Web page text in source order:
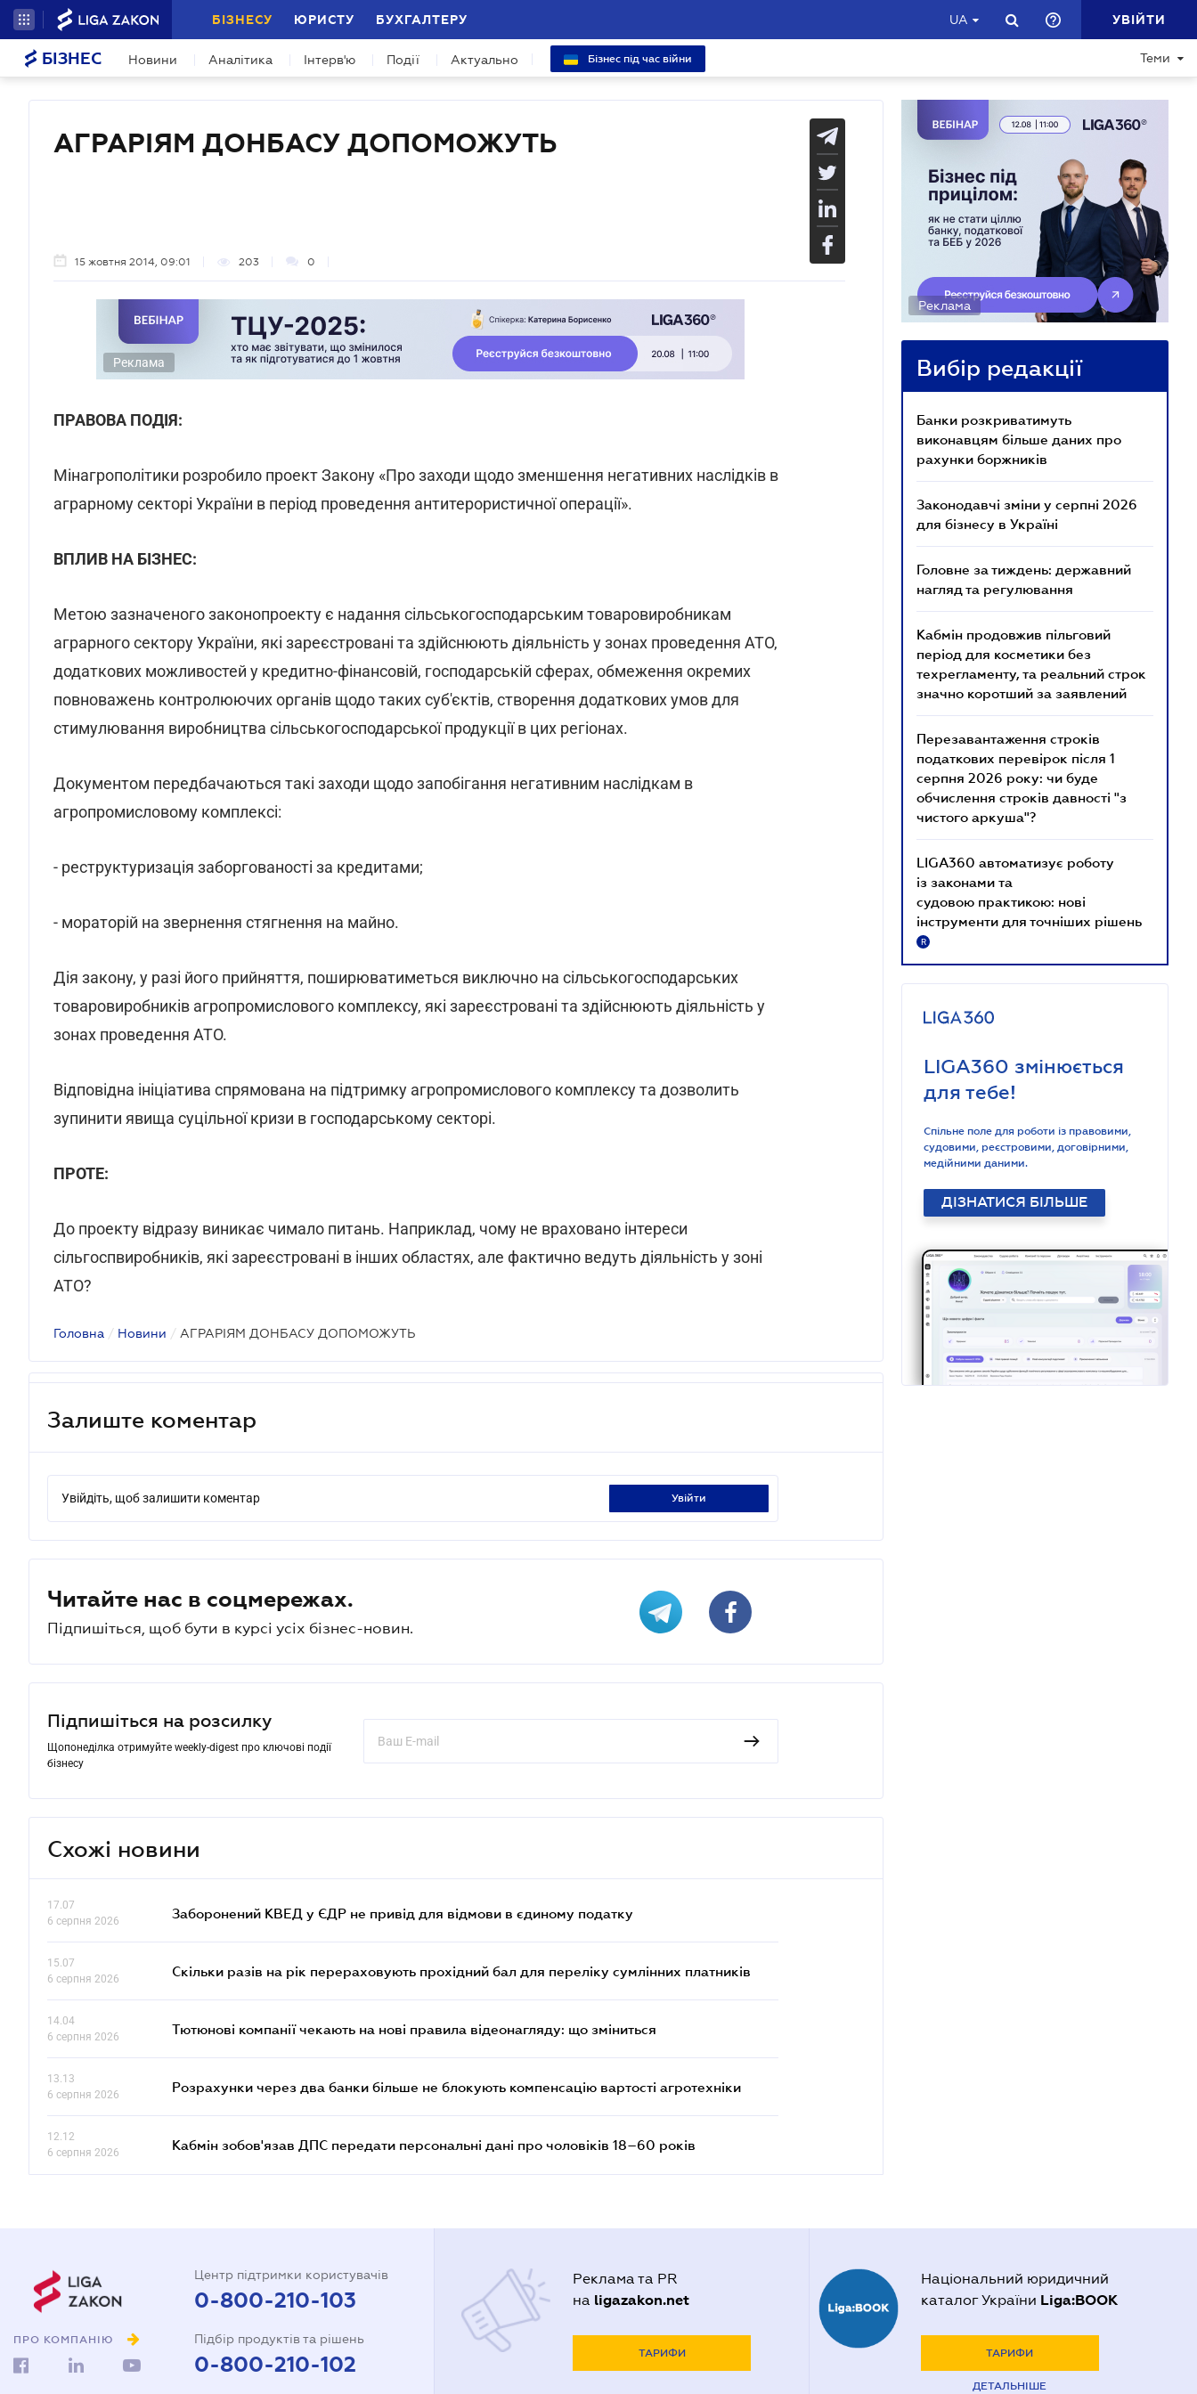
БІЗНЕСУ ЮРИСТУ БУХГАЛТЕРУ UA УВІЙТИ
БІЗНЕС Новини Аналітика Інтерв'ю Події Актуально Бізнес під час війни Теми
АГРАРІЯМ ДОНБАСУ ДОПОМОЖУТЬ
15 жовтня 2014, 09:01 203 0
Реклама
ПРАВОВА ПОДІЯ:
Мінагрополітики розробило проект Закону «Про заходи щодо зменшення негативних наслідків в
аграрному секторі України в період проведення антитерористичної операції».
ВПЛИВ НА БІЗНЕС:
Метою зазначеного законопроекту є надання сільськогосподарським товаровиробникам
аграрного сектору України, які зареєстровані та здійснюють діяльність у зонах проведення АТО,
додаткових можливостей у кредитно-фінансовій, господарській сферах, обмеження окремих
повноважень контролюючих органів щодо таких суб'єктів, створення додаткових умов для
стимулювання виробництва сільськогосподарської продукції в цих регіонах.
Документом передбачаються такі заходи щодо запобігання негативним наслідкам в
агропромисловому комплексі:
- реструктуризація заборгованості за кредитами;
- мораторій на звернення стягнення на майно.
Дія закону, у разі його прийняття, поширюватиметься виключно на сільськогосподарських
товаровиробників агропромислового комплексу, які зареєстровані та здійснюють діяльність у
зонах проведення АТО.
Відповідна ініціатива спрямована на підтримку агропромислового комплексу та дозволить
зупинити явища суцільної кризи в господарському секторі.
ПРОТЕ:
До проекту відразу виникає чимало питань. Наприклад, чому не враховано інтереси
сільгоспвиробників, які зареєстровані в інших областях, але фактично ведуть діяльність у зоні
АТО?
Головна / Новини / АГРАРІЯМ ДОНБАСУ ДОПОМОЖУТЬ
Залиште коментар
Увійдіть, щоб залишити коментар увійти
Читайте нас в соцмережах.
Підпишіться, щоб бути в курсі усіх бізнес-новин.
Підпишіться на розсилку
Щопонеділка отримуйте weekly-digest про ключові події
бізнесу
Схожі новини
17.07
6 серпня 2026
Заборонений КВЕД у ЄДР не привід для відмови в єдиному податку
15.07
6 серпня 2026
Скільки разів на рік перераховують прохідний бал для переліку сумлінних платників
14.04
6 серпня 2026
Тютюнові компанії чекають на нові правила відеонагляду: що зміниться
13.13
6 серпня 2026
Розрахунки через два банки більше не блокують компенсацію вартості агротехніки
12.12
6 серпня 2026
Кабмін зобов'язав ДПС передати персональні дані про чоловіків 18–60 років
Реклама
Вибір редакції
Банки розкриватимуть
виконавцям більше даних про
рахунки боржників
Законодавчі зміни у серпні 2026
для бізнесу в Україні
Головне за тиждень: державний
нагляд та регулювання
Кабмін продовжив пільговий
період для косметики без
техрегламенту, та реальний строк
значно коротший за заявлений
Перезавантаження строків
податкових перевірок після 1
серпня 2026 року: чи буде
обчислення строків давності "з
чистого аркуша"?
LIGA360 автоматизує роботу
із законами та
судовою практикою: нові
інструменти для точніших рішень
R
LIGA360 змінюється
для тебе!
Спільне поле для роботи із правовими,
судовими, реєстровими, договірними,
медійними даними.
ДІЗНАТИСЯ БІЛЬШЕ
ПРО КОМПАНІЮ
Центр підтримки користувачів
0-800-210-103
Підбір продуктів та рішень
0-800-210-102
Реклама та PR
на ligazakon.net
ТАРИФИ
Національний юридичний
каталог України Liga:BOOK
ТАРИФИ
ДЕТАЛЬНІШЕ